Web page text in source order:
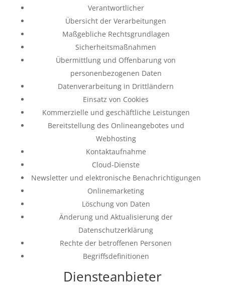
Verantwortlicher
Übersicht der Verarbeitungen
Maßgebliche Rechtsgrundlagen
Sicherheitsmaßnahmen
Übermittlung und Offenbarung von
personenbezogenen Daten
Datenverarbeitung in Drittländern
Einsatz von Cookies
Kommerzielle und geschäftliche Leistungen
Bereitstellung des Onlineangebotes und
Webhosting
Kontaktaufnahme
Cloud-Dienste
Newsletter und elektronische Benachrichtigungen
Onlinemarketing
Löschung von Daten
Änderung und Aktualisierung der
Datenschutzerklärung
Rechte der betroffenen Personen
Begriffsdefinitionen
Diensteanbieter